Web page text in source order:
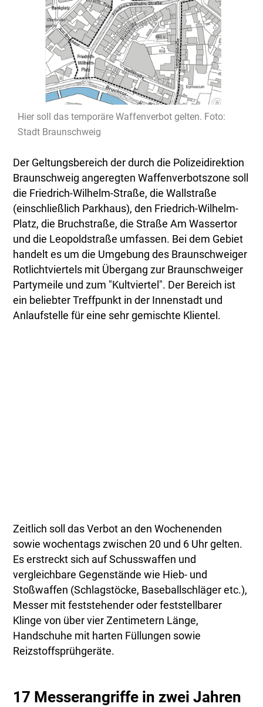
Hier soll das temporäre Waffenverbot gelten. Foto:
Stadt Braunschweig
Der Geltungsbereich der durch die Polizeidirektion
Braunschweig angeregten Waffenverbotszone soll
die Friedrich-Wilhelm-Straße, die Wallstraße
(einschließlich Parkhaus), den Friedrich-Wilhelm-
Platz, die Bruchstraße, die Straße Am Wassertor
und die Leopoldstraße umfassen. Bei dem Gebiet
handelt es um die Umgebung des Braunschweiger
Rotlichtviertels mit Übergang zur Braunschweiger
Partymeile und zum "Kultviertel". Der Bereich ist
ein beliebter Treffpunkt in der Innenstadt und
Anlaufstelle für eine sehr gemischte Klientel.
Zeitlich soll das Verbot an den Wochenenden
sowie wochentags zwischen 20 und 6 Uhr gelten.
Es erstreckt sich auf Schusswaffen und
vergleichbare Gegenstände wie Hieb- und
Stoßwaffen (Schlagstöcke, Baseballschläger etc.),
Messer mit feststehender oder feststellbarer
Klinge von über vier Zentimetern Länge,
Handschuhe mit harten Füllungen sowie
Reizstoffsprühgeräte.
17 Messerangriffe in zwei Jahren